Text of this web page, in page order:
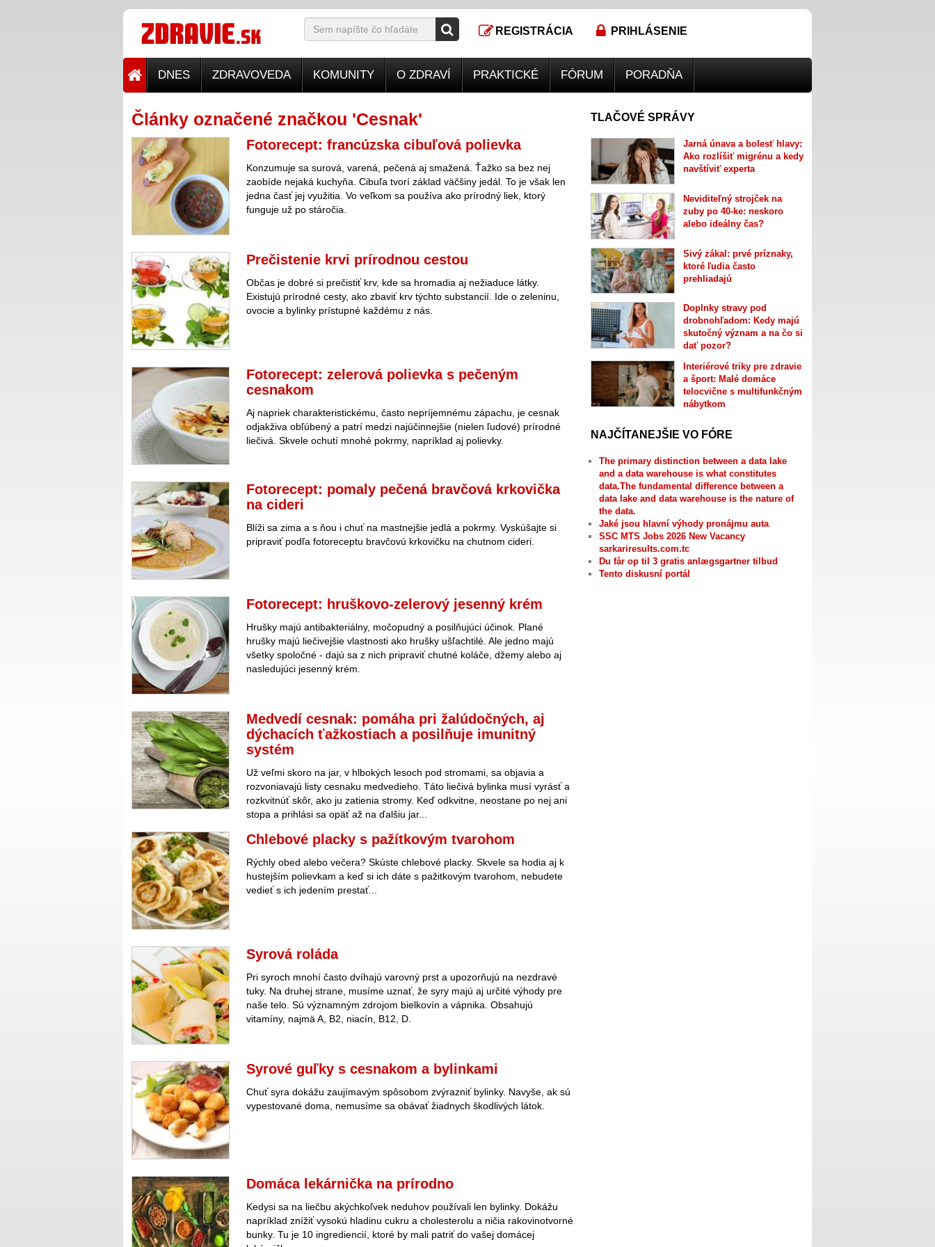
REGISTRÁCIA PRIHLÁSENIE
DNES ZDRAVOVEDA KOMUNITY O ZDRAVÍ PRAKTICKÉ FÓRUM PORADŇA
Články označené značkou 'Cesnak'
Fotorecept: francúzska cibuľová polievka
Konzumuje sa surová, varená, pečená aj smažená. Ťažko sa bez nej
zaobíde nejaká kuchyňa. Cibuľa tvorí základ väčšiny jedál. To je však len
jedna časť jej využitia. Vo veľkom sa používa ako prírodný liek, ktorý
funguje už po stáročia.
Prečistenie krvi prírodnou cestou
Občas je dobré si prečistiť krv, kde sa hromadia aj nežiaduce látky.
Existujú prírodné cesty, ako zbaviť krv týchto substancií. Ide o zeleninu,
ovocie a bylinky prístupné každému z nás.
Fotorecept: zelerová polievka s pečeným
cesnakom
Aj napriek charakteristickému, často nepríjemnému zápachu, je cesnak
odjakživa obľúbený a patrí medzi najúčinnejšie (nielen ľudové) prírodné
liečivá. Skvele ochutí mnohé pokrmy, napríklad aj polievky.
Fotorecept: pomaly pečená bravčová krkovička
na cideri
Blíži sa zima a s ňou i chuť na mastnejšie jedlá a pokrmy. Vyskúšajte si
pripraviť podľa fotoreceptu bravčovú krkovičku na chutnom cideri.
Fotorecept: hruškovo-zelerový jesenný krém
Hrušky majú antibakteriálny, močopudný a posilňujúci účinok. Plané
hrušky majú liečivejšie vlastnosti ako hrušky ušľachtilé. Ale jedno majú
všetky spoločné - dajú sa z nich pripraviť chutné koláče, džemy alebo aj
nasledujúci jesenný krém.
Medvedí cesnak: pomáha pri žalúdočných, aj
dýchacích ťažkostiach a posilňuje imunitný
systém
Už veľmi skoro na jar, v hlbokých lesoch pod stromami, sa objavia a
rozvoniavajú listy cesnaku medvedieho. Táto liečivá bylinka musí vyrásť a
rozkvitnúť skôr, ako ju zatienia stromy. Keď odkvitne, neostane po nej ani
stopa a prihlási sa opäť až na ďalšiu jar...
Chlebové placky s pažítkovým tvarohom
Rýchly obed alebo večera? Skúste chlebové placky. Skvele sa hodia aj k
hustejším polievkam a keď si ich dáte s pažitkovým tvarohom, nebudete
vedieť s ich jedením prestať...
Syrová roláda
Pri syroch mnohí často dvíhajú varovný prst a upozorňujú na nezdravé
tuky. Na druhej strane, musíme uznať, že syry majú aj určité výhody pre
naše telo. Sú významným zdrojom bielkovín a vápnika. Obsahujú
vitamíny, najmä A, B2, niacín, B12, D.
Syrové guľky s cesnakom a bylinkami
Chuť syra dokážu zaujímavým spôsobom zvýrazniť bylinky. Navyše, ak sú
vypestované doma, nemusíme sa obávať žiadnych škodlivých látok.
Domáca lekárnička na prírodno
Kedysi sa na liečbu akýchkoľvek neduhov používali len bylinky. Dokážu
napríklad znížiť vysokú hladinu cukru a cholesterolu a ničia rakovinotvorné
bunky. Tu je 10 ingrediencií, ktoré by mali patriť do vašej domácej
TLAČOVÉ SPRÁVY
Jarná únava a bolesť hlavy:
Ako rozlíšiť migrénu a kedy
navštíviť experta
Neviditeľný strojček na
zuby po 40-ke: neskoro
alebo ideálny čas?
Sivý zákal: prvé príznaky,
ktoré ľudia často
prehliadajú
Doplnky stravy pod
drobnohľadom: Kedy majú
skutočný význam a na čo si
dať pozor?
Interiérové triky pre zdravie
a šport: Malé domáce
telocvične s multifunkčným
nábytkom
NAJČÍTANEJŠIE VO FÓRE
The primary distinction between a data lake
and a data warehouse is what constitutes
data.The fundamental difference between a
data lake and data warehouse is the nature of
the data.
Jaké jsou hlavní výhody pronájmu auta
SSC MTS Jobs 2026 New Vacancy
sarkariresults.com.tc
Du får op til 3 gratis anlægsgartner tilbud
Tento diskusní portál